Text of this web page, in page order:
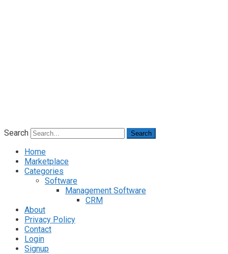
Search Search
Home
Marketplace
Categories
Software
Management Software
CRM
About
Privacy Policy
Contact
Login
Signup